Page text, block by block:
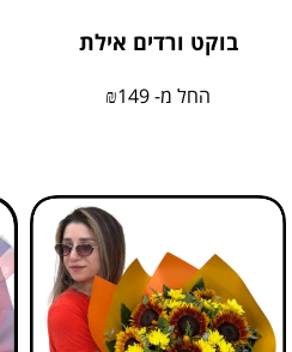
בוקט ורדים אילת
החל מ- ₪149